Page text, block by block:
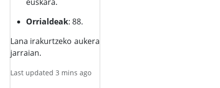
Orrialdeak: 88.
Lana irakurtzeko aukera
jarraian.
Last updated 3 mins ago